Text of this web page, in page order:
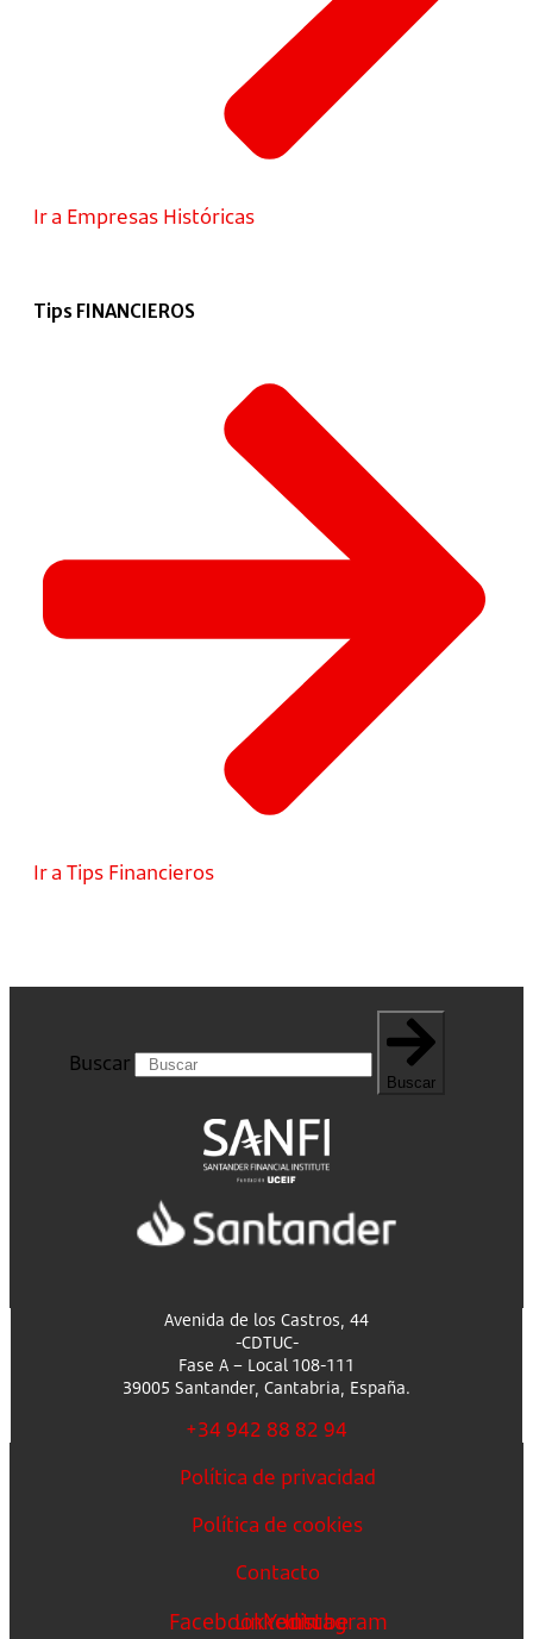
Ir a Empresas Históricas
Tips FINANCIEROS
Ir a Tips Financieros
Buscar
Buscar
Avenida de los Castros, 44
-CDTUC-
Fase A – Local 108-111
39005 Santander, Cantabria, España.
+34 942 88 82 94
Política de privacidad
Política de cookies
Contacto
FacebookLinkedin
Youtube
Instagram